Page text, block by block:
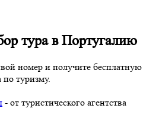
тура в Португалию
номер и получите бесплатную
туризму.
- от туристического агентства